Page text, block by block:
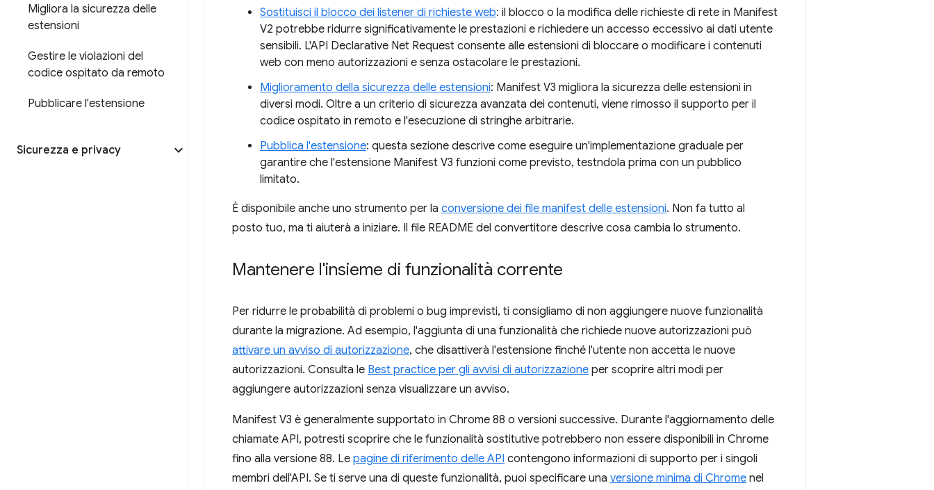
Migliora la sicurezza delle
estensioni
Gestire le violazioni del
codice ospitato da remoto
Pubblicare l'estensione
Sicurezza e privacy
Sostituisci il blocco dei listener di richieste web: il blocco o la modifica delle richieste di rete in Manifest
V2 potrebbe ridurre significativamente le prestazioni e richiedere un accesso eccessivo ai dati utente
sensibili. L'API Declarative Net Request consente alle estensioni di bloccare o modificare i contenuti
web con meno autorizzazioni e senza ostacolare le prestazioni.
Miglioramento della sicurezza delle estensioni: Manifest V3 migliora la sicurezza delle estensioni in
diversi modi. Oltre a un criterio di sicurezza avanzata dei contenuti, viene rimosso il supporto per il
codice ospitato in remoto e l'esecuzione di stringhe arbitrarie.
Pubblica l'estensione: questa sezione descrive come eseguire un'implementazione graduale per
garantire che l'estensione Manifest V3 funzioni come previsto, testndola prima con un pubblico
limitato.
È disponibile anche uno strumento per la conversione dei file manifest delle estensioni. Non fa tutto al
posto tuo, ma ti aiuterà a iniziare. Il file README del convertitore descrive cosa cambia lo strumento.
Mantenere l'insieme di funzionalità corrente
Per ridurre le probabilità di problemi o bug imprevisti, ti consigliamo di non aggiungere nuove funzionalità
durante la migrazione. Ad esempio, l'aggiunta di una funzionalità che richiede nuove autorizzazioni può
attivare un avviso di autorizzazione, che disattiverà l'estensione finché l'utente non accetta le nuove
autorizzazioni. Consulta le Best practice per gli avvisi di autorizzazione per scoprire altri modi per
aggiungere autorizzazioni senza visualizzare un avviso.
Manifest V3 è generalmente supportato in Chrome 88 o versioni successive. Durante l'aggiornamento delle
chiamate API, potresti scoprire che le funzionalità sostitutive potrebbero non essere disponibili in Chrome
fino alla versione 88. Le pagine di riferimento delle API contengono informazioni di supporto per i singoli
membri dell'API. Se ti serve una di queste funzionalità, puoi specificare una versione minima di Chrome nel